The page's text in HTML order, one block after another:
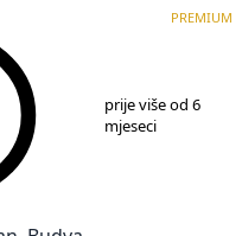
PREMIUM
prije više od 6
mjeseci